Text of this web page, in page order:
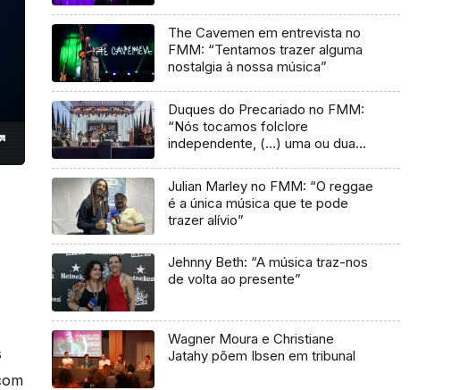
The Cavemen em entrevista no
FMM: “Tentamos trazer alguma
nostalgia à nossa música”
Duques do Precariado no FMM:
“Nós tocamos folclore
independente, (…) uma ou duas
Julian Marley no FMM: “O reggae
é a única música que te pode
trazer alívio”
Jehnny Beth: “A música traz-nos
de volta ao presente”
Wagner Moura e Christiane
Jatahy põem Ibsen em tribunal